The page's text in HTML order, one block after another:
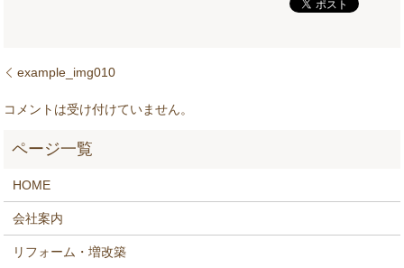
example_img010
コメントは受け付けていません。
HOME
会社案内
リフォーム・増改築